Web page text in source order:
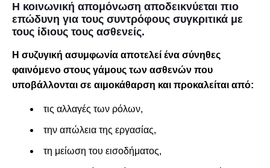
Η κοινωνική απομόνωση αποδεικνύεται πιο
επώδυνη για τους συντρόφους συγκριτικά με
τους ίδιους τους ασθενείς.
Η συζυγική ασυμφωνία αποτελεί ένα σύνηθες
φαινόμενο στους γάμους των ασθενών που
υποβάλλονται σε αιμοκάθαρση και προκαλείται από:
τις αλλαγές των ρόλων,
την απώλεια της εργασίας,
τη μείωση του εισοδήματος,